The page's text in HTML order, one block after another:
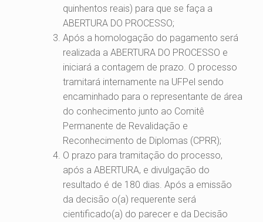
quinhentos reais) para que se faça a
ABERTURA DO PROCESSO;
Após a homologação do pagamento será
realizada a ABERTURA DO PROCESSO e
iniciará a contagem de prazo. O processo
tramitará internamente na UFPel sendo
encaminhado para o representante de área
do conhecimento junto ao Comitê
Permanente de Revalidação e
Reconhecimento de Diplomas (CPRR);
O prazo para tramitação do processo,
após a ABERTURA, e divulgação do
resultado é de 180 dias. Após a emissão
da decisão o(a) requerente será
cientificado(a) do parecer e da Decisão